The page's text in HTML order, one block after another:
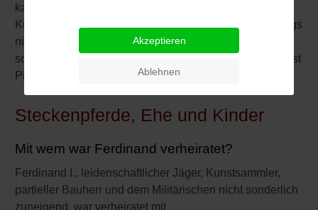
kaiserliche Bestätigung auf dem Frankfurter
Kurfürstentag. Den kirchlichen Segen erhielt er allerdings
nicht vom amtierenden Papst Paul IV. (1476-1559),
sondern, nur wenig später, von dessen Nachfolger, Papst
Pius IV. (1499-1565).
Steckenpferde, Ehe und Kinder
Mit wem war Ferdinand verheiratet?
Ferdinand I., leidenschaftlicher Jäger, Kunstsammler,
partieller Bauherr und dem Militärischen nicht sonderlich
zuneigend, war verheiratet mit
Akzeptieren
Ablehnen